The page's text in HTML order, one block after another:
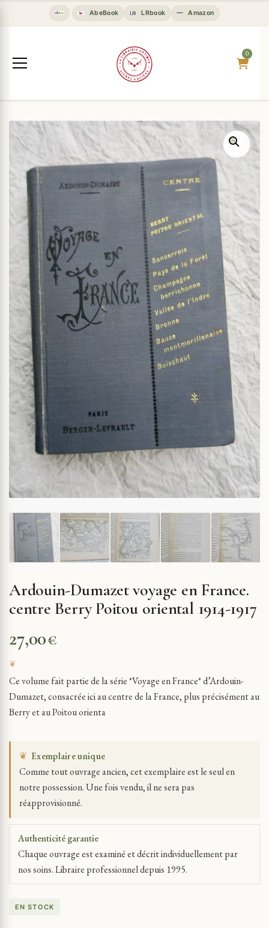
AbeBook LRbook Amazon
0
Ardouin-Dumazet voyage en France.
centre Berry Poitou oriental 1914-1917
27,00€
Ce volume fait partie de la série *Voyage en France* d’Ardouin-
Dumazet, consacrée ici au centre de la France, plus précisément au
Berry et au Poitou orienta
❦ Exemplaire unique
Comme tout ouvrage ancien, cet exemplaire est le seul en
notre possession. Une fois vendu, il ne sera pas
réapprovisionné.
Authenticité garantie
Chaque ouvrage est examiné et décrit individuellement par
nos soins. Libraire professionnel depuis 1995.
EN STOCK